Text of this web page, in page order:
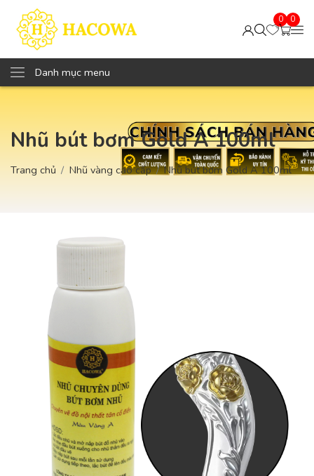
0 0
Danh mục menu
Nhũ bút bơm Gold A 100ml
Trang chủ Nhũ vàng cao cấp Nhũ bút bơm Gold A 100ml